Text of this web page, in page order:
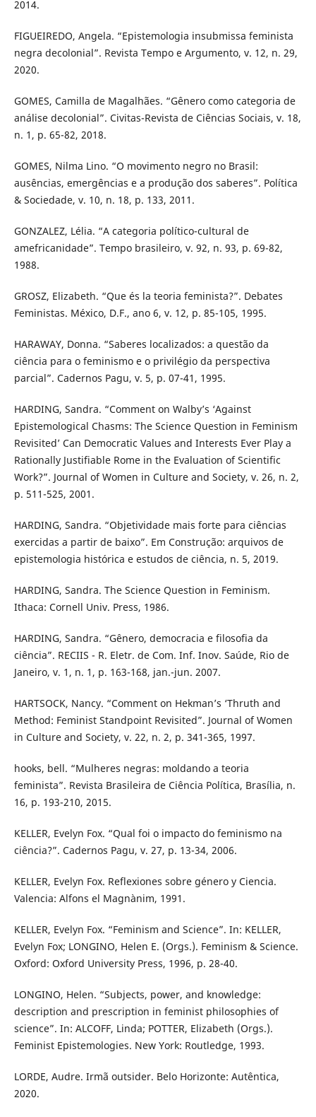
2014.
FIGUEIREDO, Angela. “Epistemologia insubmissa feminista
negra decolonial”. Revista Tempo e Argumento, v. 12, n. 29,
2020.
GOMES, Camilla de Magalhães. “Gênero como categoria de
análise decolonial”. Civitas-Revista de Ciências Sociais, v. 18,
n. 1, p. 65-82, 2018.
GOMES, Nilma Lino. “O movimento negro no Brasil:
ausências, emergências e a produção dos saberes”. Política
& Sociedade, v. 10, n. 18, p. 133, 2011.
GONZALEZ, Lélia. “A categoria político-cultural de
amefricanidade”. Tempo brasileiro, v. 92, n. 93, p. 69-82,
1988.
GROSZ, Elizabeth. “Que és la teoria feminista?”. Debates
Feministas. México, D.F., ano 6, v. 12, p. 85-105, 1995.
HARAWAY, Donna. “Saberes localizados: a questão da
ciência para o feminismo e o privilégio da perspectiva
parcial”. Cadernos Pagu, v. 5, p. 07-41, 1995.
HARDING, Sandra. “Comment on Walby’s ‘Against
Epistemological Chasms: The Science Question in Feminism
Revisited’ Can Democratic Values and Interests Ever Play a
Rationally Justifiable Rome in the Evaluation of Scientific
Work?”. Journal of Women in Culture and Society, v. 26, n. 2,
p. 511-525, 2001.
HARDING, Sandra. “Objetividade mais forte para ciências
exercidas a partir de baixo”. Em Construção: arquivos de
epistemologia histórica e estudos de ciência, n. 5, 2019.
HARDING, Sandra. The Science Question in Feminism.
Ithaca: Cornell Univ. Press, 1986.
HARDING, Sandra. “Gênero, democracia e filosofia da
ciência”. RECIIS - R. Eletr. de Com. Inf. Inov. Saúde, Rio de
Janeiro, v. 1, n. 1, p. 163-168, jan.-jun. 2007.
HARTSOCK, Nancy. “Comment on Hekman’s ‘Thruth and
Method: Feminist Standpoint Revisited”. Journal of Women
in Culture and Society, v. 22, n. 2, p. 341-365, 1997.
hooks, bell. “Mulheres negras: moldando a teoria
feminista”. Revista Brasileira de Ciência Política, Brasília, n.
16, p. 193-210, 2015.
KELLER, Evelyn Fox. “Qual foi o impacto do feminismo na
ciência?”. Cadernos Pagu, v. 27, p. 13-34, 2006.
KELLER, Evelyn Fox. Reflexiones sobre género y Ciencia.
Valencia: Alfons el Magnànim, 1991.
KELLER, Evelyn Fox. “Feminism and Science”. In: KELLER,
Evelyn Fox; LONGINO, Helen E. (Orgs.). Feminism & Science.
Oxford: Oxford University Press, 1996, p. 28-40.
LONGINO, Helen. “Subjects, power, and knowledge:
description and prescription in feminist philosophies of
science”. In: ALCOFF, Linda; POTTER, Elizabeth (Orgs.).
Feminist Epistemologies. New York: Routledge, 1993.
LORDE, Audre. Irmã outsider. Belo Horizonte: Autêntica,
2020.